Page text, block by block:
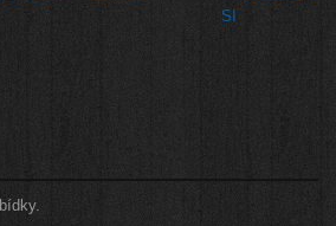
SI